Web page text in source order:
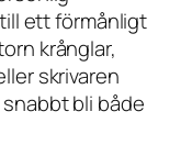
ett förmånligt
krånglar,
skrivaren
bli både